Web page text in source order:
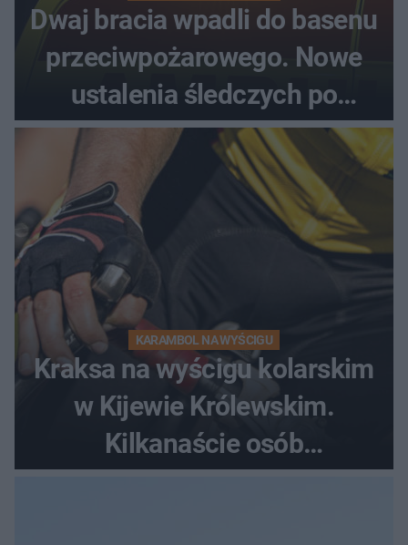
Dwaj bracia wpadli do basenu
przeciwpożarowego. Nowe
ustalenia śledczych po
dramatycznej akcji
KARAMBOL NA WYŚCIGU
Kraksa na wyścigu kolarskim
w Kijewie Królewskim.
Kilkanaście osób